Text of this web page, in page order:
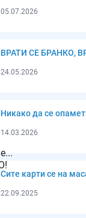
05.07.2026
ВРАТИ СЕ БРАНКО,
24.05.2026
Никако да се
14.03.2026
Сите карти се на
22.09.2025